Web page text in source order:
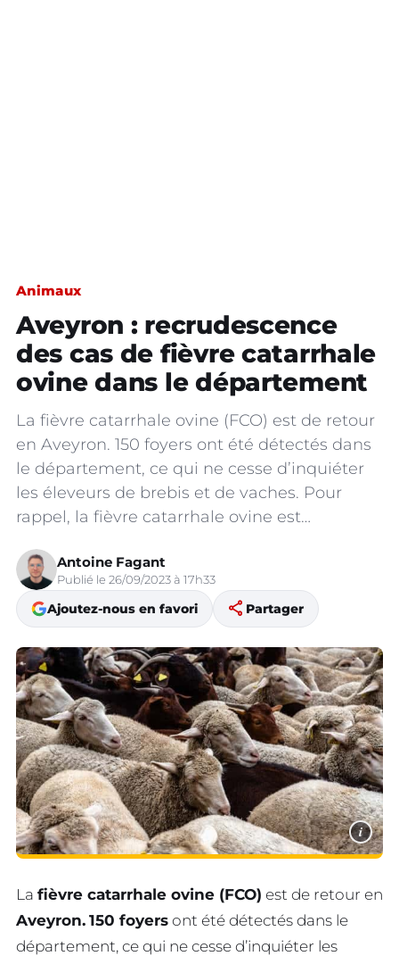
Animaux
Aveyron : recrudescence
des cas de fièvre catarrhale
ovine dans le département
La fièvre catarrhale ovine (FCO) est de retour
en Aveyron. 150 foyers ont été détectés dans
le département, ce qui ne cesse d’inquiéter
les éleveurs de brebis et de vaches. Pour
rappel, la fièvre catarrhale ovine est…
Antoine Fagant
Publié le 26/09/2023 à 17h33
Ajoutez-nous en favori share Partager
i
La fièvre catarrhale ovine (FCO) est de retour en
Aveyron. 150 foyers ont été détectés dans le
département, ce qui ne cesse d’inquiéter les